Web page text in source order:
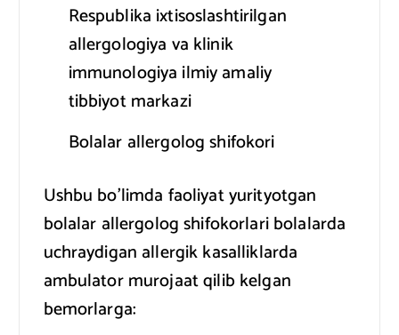
Respublika ixtisoslashtirilgan
allergologiya va klinik
immunologiya ilmiy amaliy
tibbiyot markazi
Bolalar allergolog shifokori
Ushbu bo’limda faoliyat yurityotgan
bolalar allergolog shifokorlari bolalarda
uchraydigan allergik kasalliklarda
ambulator murojaat qilib kelgan
bemorlarga: